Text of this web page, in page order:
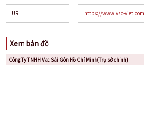
URL https://www.vac-viet.com
Xem bản đồ
Công Ty TNHH Vac Sài Gòn Hồ Chí Minh(Trụ sở chính)